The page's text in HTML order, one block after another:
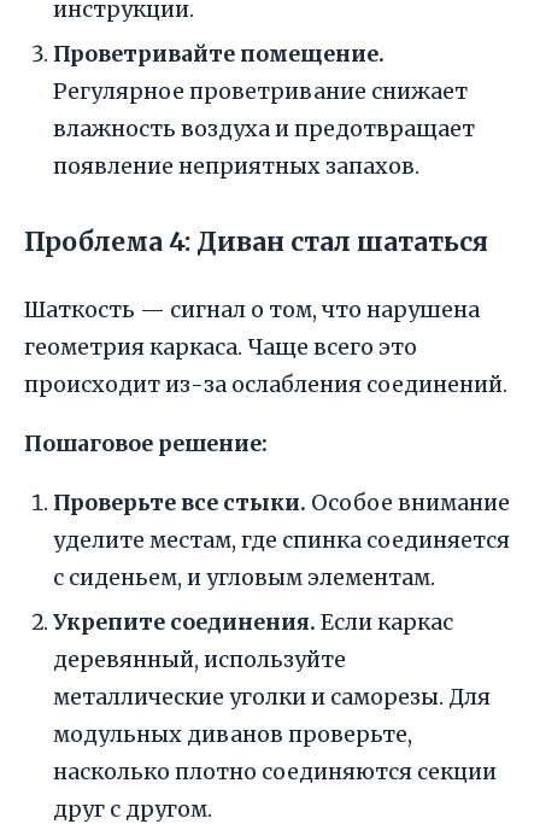
инструкции.
Проветривайте помещение.
Регулярное проветривание снижает
влажность воздуха и предотвращает
появление неприятных запахов.
Проблема 4: Диван стал шататься
Шаткость — сигнал о том, что нарушена
геометрия каркаса. Чаще всего это
происходит из-за ослабления соединений.
Пошаговое решение:
Проверьте все стыки. Особое внимание
уделите местам, где спинка соединяется
с сиденьем, и угловым элементам.
Укрепите соединения. Если каркас
деревянный, используйте
металлические уголки и саморезы. Для
модульных диванов проверьте,
насколько плотно соединяются секции
друг с другом.